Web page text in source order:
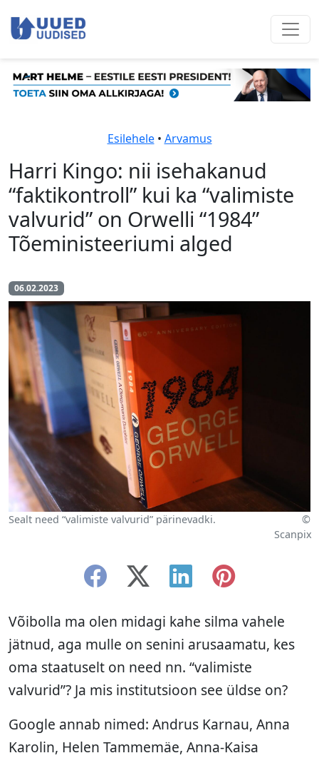
Esilehele• Arvamus
Harri Kingo: nii isehakanud
“faktikontroll” kui ka “valimiste
valvurid” on Orwelli “1984”
Tõeministeeriumi alged
06.02.2023
Sealt need “valimiste valvurid” pärinevadki.
©
Scanpix
Võibolla ma olen midagi kahe silma vahele
jätnud, aga mulle on senini arusaamatu, kes
oma staatuselt on need nn. “valimiste
valvurid”? Ja mis institutsioon see üldse on?
Google annab nimed: Andrus Karnau, Anna
Karolin, Helen Tammemäe, Anna-Kaisa